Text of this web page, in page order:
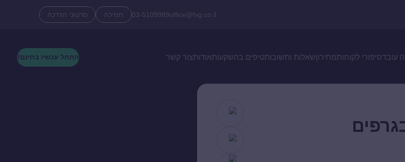
office@fxg.co.il
03-5109989 תמיכה סרטוני הדרכה
עובדסיפורי לקוחותמחירוןשאלות ותשובותטיפים בהשקעותאודותצור קשר התחל עכשיו בחינם!